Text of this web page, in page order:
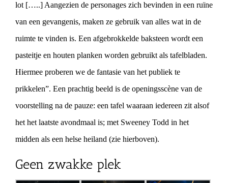
lot […..] Aangezien de personages zich bevinden in een ruïne
van een gevangenis, maken ze gebruik van alles wat in de
ruimte te vinden is. Een afgebrokkelde baksteen wordt een
pasteitje en houten planken worden gebruikt als tafelbladen.
Hiermee proberen we de fantasie van het publiek te
prikkelen”. Een prachtig beeld is de openingsscène van de
voorstelling na de pauze: een tafel waaraan iedereen zit alsof
het het laatste avondmaal is; met Sweeney Todd in het
midden als een helse heiland (zie hierboven).
Geen zwakke plek